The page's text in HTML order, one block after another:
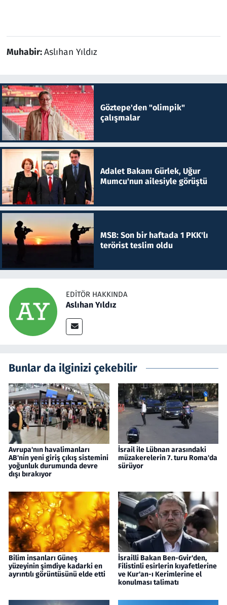
Muhabir:Aslıhan Yıldız
Göztepe'den "olimpik"
çalışmalar
Adalet Bakanı Gürlek, Uğur
Mumcu'nun ailesiyle görüştü
MSB: Son bir haftada 1 PKK'lı
terörist teslim oldu
EDITÖR HAKKINDA
Aslıhan Yıldız
Bunlar da ilginizi çekebilir
Avrupa'nın havalimanları
AB'nin yeni giriş çıkış sistemini
yoğunluk durumunda devre
dışı bırakıyor
İsrail ile Lübnan arasındaki
müzakerelerin 7. turu Roma'da
sürüyor
Bilim insanları Güneş
yüzeyinin şimdiye kadarki en
ayrıntılı görüntüsünü elde etti
İsrailli Bakan Ben-Gvir'den,
Filistinli esirlerin kıyafetlerine
ve Kur'an-ı Kerimlerine el
konulması talimatı